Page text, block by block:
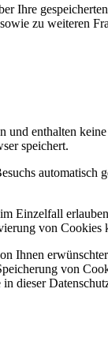
Ihre
zu weiteren
enthalten
speichert.
Einzelfall
von
Ihnen
von
dieser